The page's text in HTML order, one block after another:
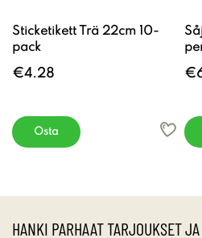
Sticketikett Trä 22cm 10-
pack
€4.28
Osta
HANKI PARHAAT TARJOUKSET